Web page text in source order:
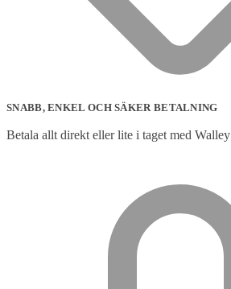
SNABB, ENKEL OCH SÄKER BETALNING
Betala allt direkt eller lite i taget med Walley